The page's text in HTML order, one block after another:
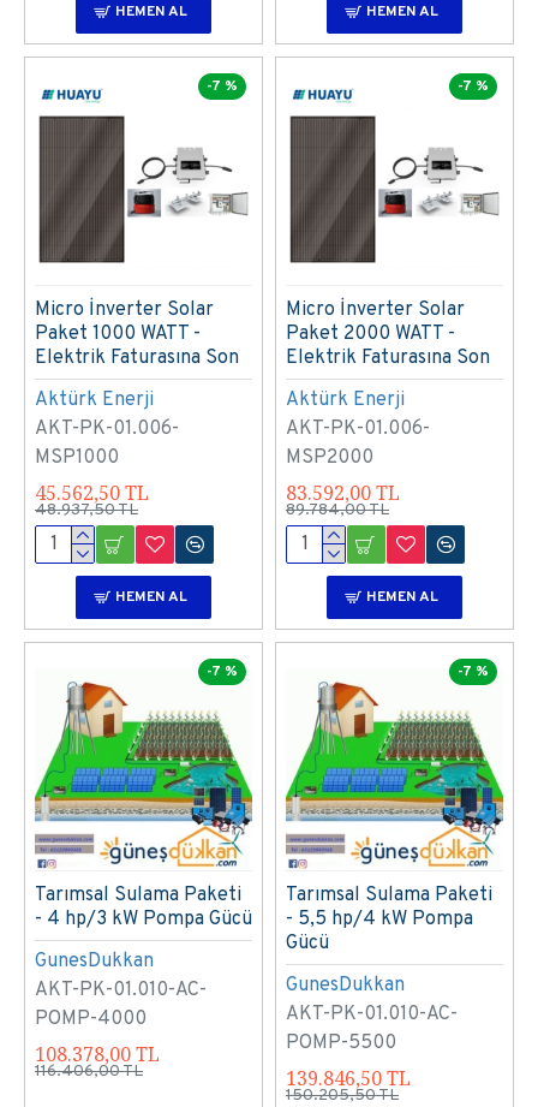
HEMEN AL HEMEN AL
-7 %
Aktürk Enerji
AKT-PK-01.006-
MSP1000
Micro İnverter Solar
Paket 1000 WATT -
Elektrik Faturasına Son
45.562,50 TL
48.937,50 TL
HEMEN AL
-7 %
Aktürk Enerji
AKT-PK-01.006-
MSP2000
Micro İnverter Solar
Paket 2000 WATT -
Elektrik Faturasına Son
83.592,00 TL
89.784,00 TL
HEMEN AL
-7 %
GunesDukkan
AKT-PK-01.010-AC-
POMP-4000
Tarımsal Sulama Paketi
- 4 hp/3 kW Pompa Gücü
108.378,00 TL
116.406,00 TL
-7 %
GunesDukkan
AKT-PK-01.010-AC-
POMP-5500
Tarımsal Sulama Paketi
- 5,5 hp/4 kW Pompa
Gücü
139.846,50 TL
150.205,50 TL